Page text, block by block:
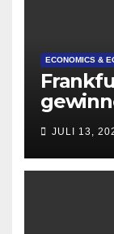
ECONOMICS &
JULI 13,